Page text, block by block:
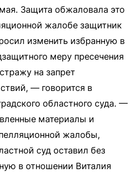
Защита обжаловала это
жалобе защитник
изменить избранную в
меру пресечения
на запрет
— говорится в
областного суда. —
материалы и
жалобы,
суд оставил без
в отношении Виталия